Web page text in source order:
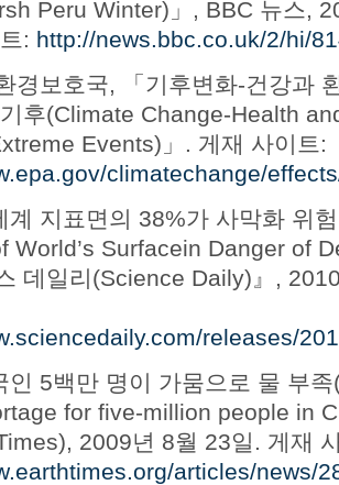
Peru Winter)」, BBC 뉴스,
: http://news.bbc.co.uk/2/hi/
경보호국, 「기후변화-건강과
후(Climate Change-Health
Events)」. 게재 사이트:
climatechange/
계 지표면의 38%가 사막화 위
World’s Surfacein Danger of
데일리(Science Daily)』,
releases/
인 5백만 명이 가뭄으로 물 부
for five-million people in
2009년 8월 23일. 게재
articles/news/